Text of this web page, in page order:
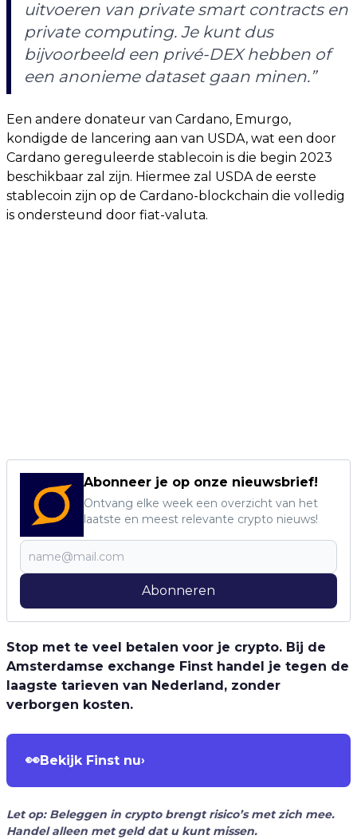
uitvoeren van private smart contracts en
private computing. Je kunt dus
bijvoorbeeld een privé-DEX hebben of
een anonieme dataset gaan minen.”
Een andere donateur van Cardano, Emurgo,
kondigde de lancering aan van USDA, wat een door
Cardano gereguleerde stablecoin is die begin 2023
beschikbaar zal zijn. Hiermee zal USDA de eerste
stablecoin zijn op de Cardano-blockchain die volledig
is ondersteund door fiat-valuta.
Abonneer je op onze nieuwsbrief!
Ontvang elke week een overzicht van het
laatste en meest relevante crypto nieuws!
Abonneren
Stop met te veel betalen voor je crypto. Bij de
Amsterdamse exchange Finst handel je tegen de
laagste tarieven van Nederland, zonder
verborgen kosten.
👀Bekijk Finst nu›
Let op: Beleggen in crypto brengt risico’s met zich mee.
Handel alleen met geld dat u kunt missen.